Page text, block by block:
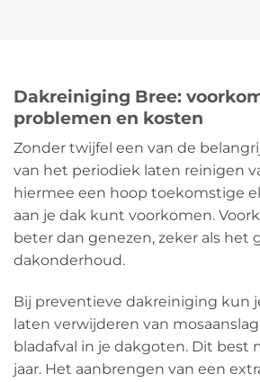
Dakreiniging Bree:
problemen en kosten
Zonder twijfel een van de
van het periodiek laten reinigen
hiermee een hoop toekomstige
aan je dak kunt voorkomen.
beter dan genezen, zeker als het
dakonderhoud.
Bij preventieve dakreiniging kun
laten verwijderen van
bladafval in je dakgoten. Dit best
jaar. Het aanbrengen van een